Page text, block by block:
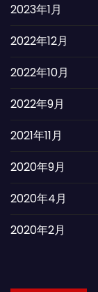
2023年1月
2022年12月
2022年10月
2022年9月
2021年11月
2020年9月
2020年4月
2020年2月